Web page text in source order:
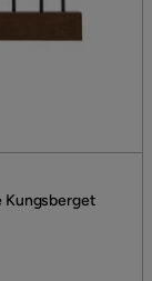
Kungsberget